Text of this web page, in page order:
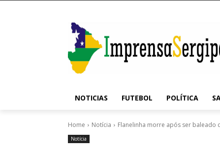
NOTICIAS FUTEBOL POLÍTICA
Home Notícia Flanelinha morre após ser baleado
Notícia